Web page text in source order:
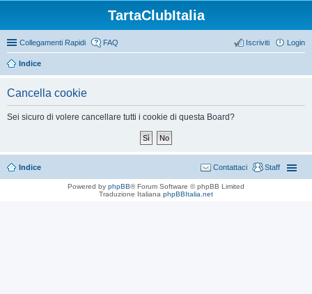
TartaClubItalia
Collegamenti Rapidi FAQ Login
Iscriviti
Indice
Cancella cookie
Sei sicuro di volere cancellare tutti i cookie di questa Board?
Indice Staff
Contattaci
Powered by phpBB® Forum Software © phpBB Limited
Traduzione Italiana phpBBItalia.net